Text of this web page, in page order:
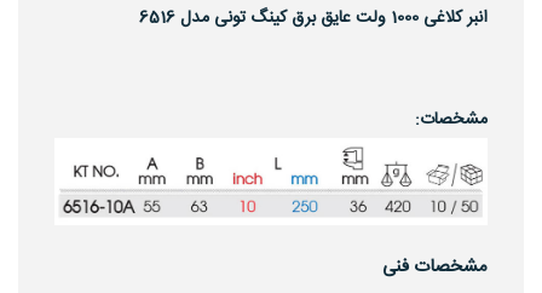
انبر کلاغی 1000 ولت عایق برق کینگ تونی مدل 6516
مشخصات:
مشخصات فنی